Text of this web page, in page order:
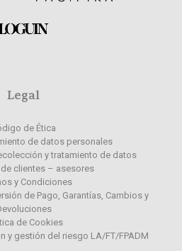
Legal
de Ética
de datos personales
y tratamiento de datos
clientes – asesores
y Condiciones
de Pago, Garantías, Cambios y
de Cookies
y gestión del riesgo LA/FT/FPADM